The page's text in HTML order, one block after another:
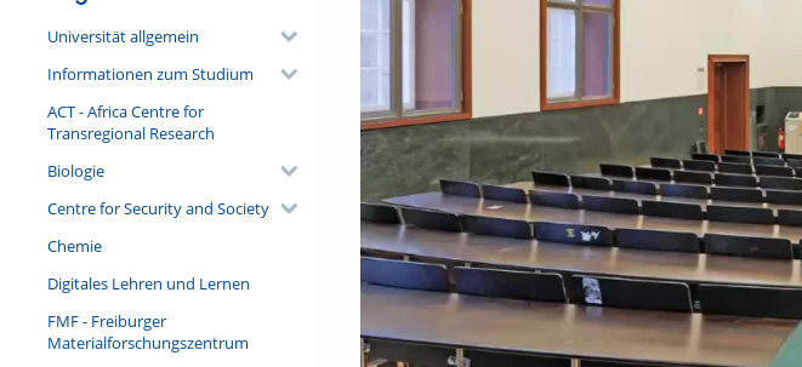
Universität allgemein
Informationen zum Studium
ACT - Africa Centre for
Transregional Research
Biologie
Centre for Security and Society
Chemie
Digitales Lehren und Lernen
FMF - Freiburger
Materialforschungszentrum